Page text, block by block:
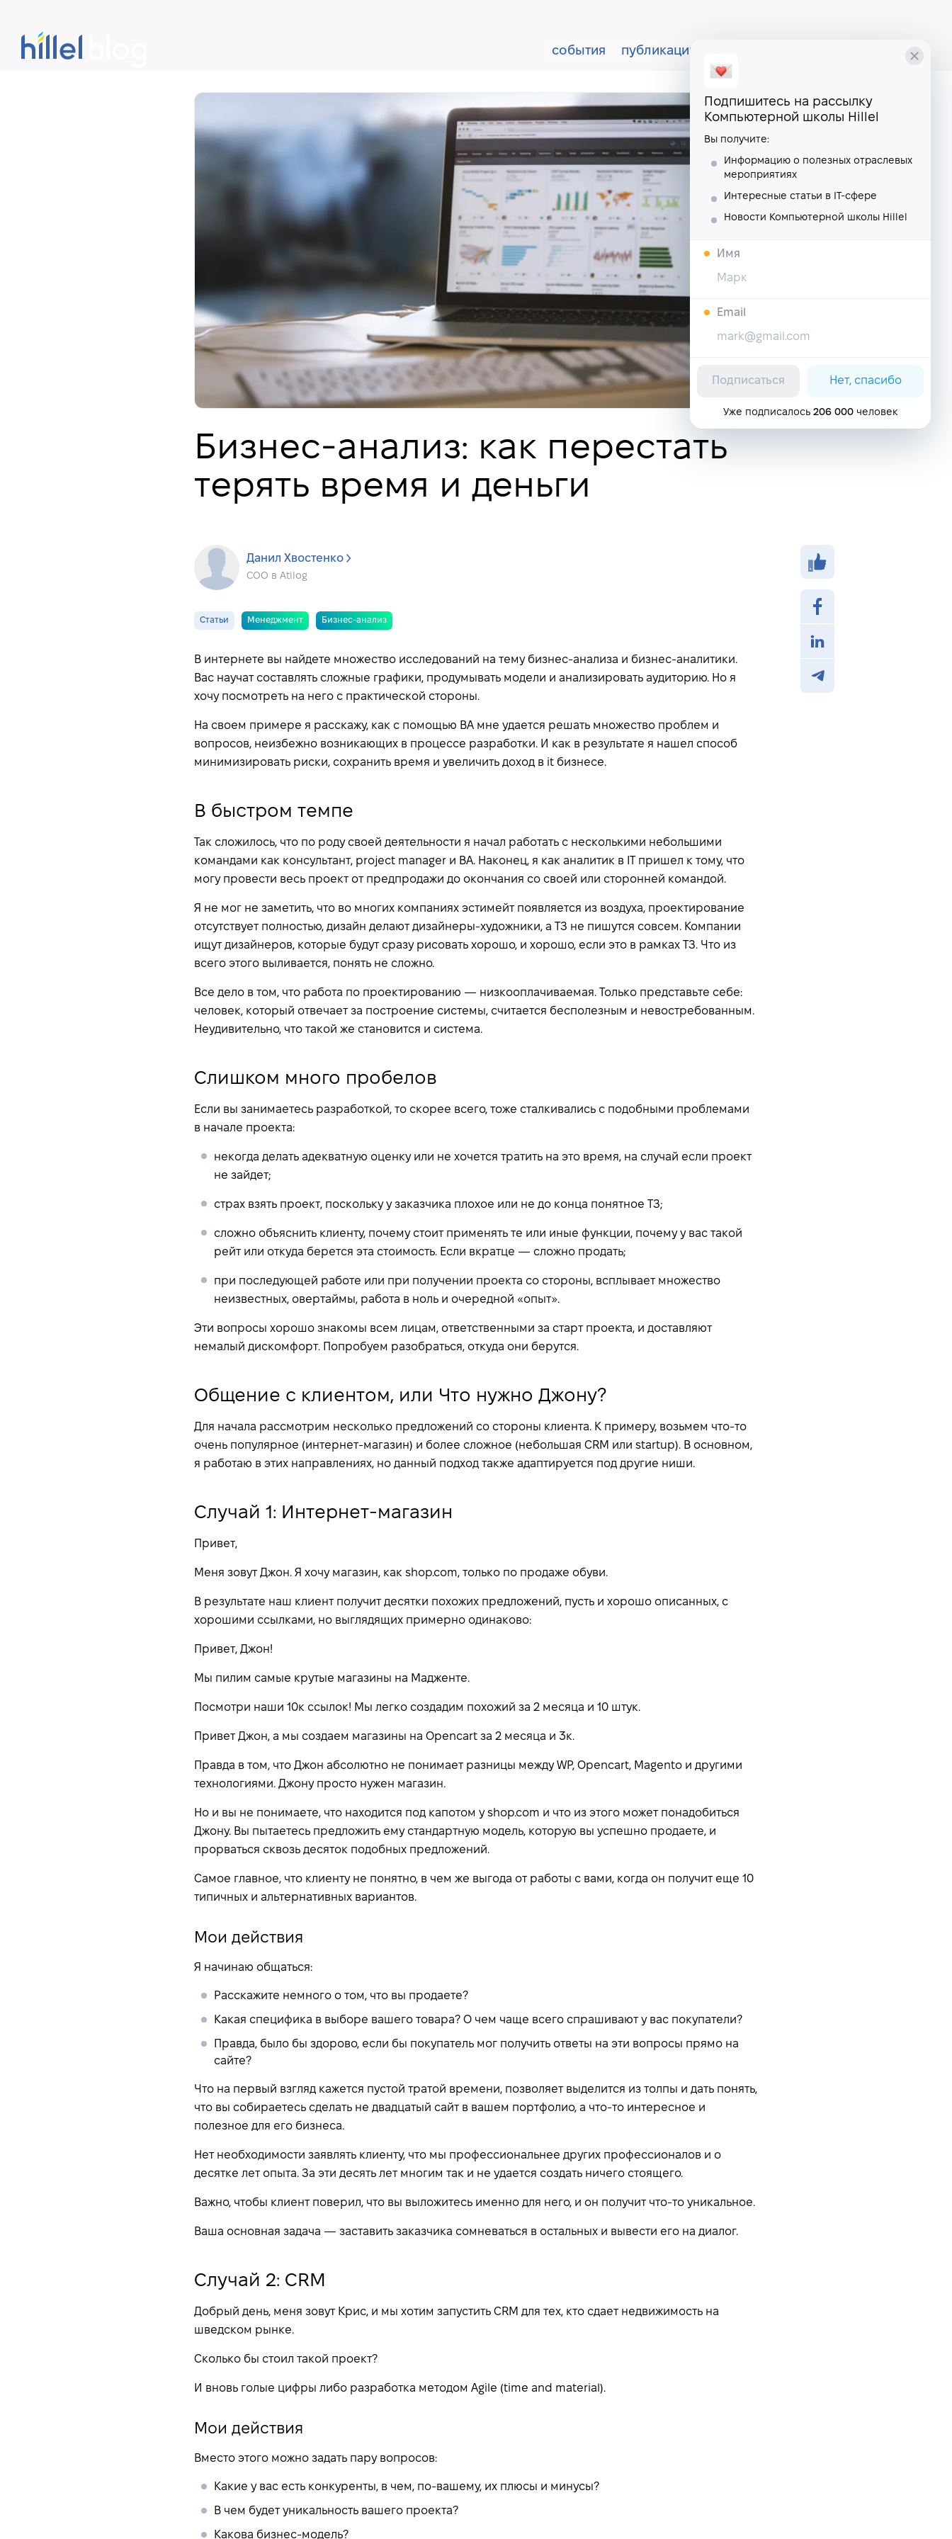
события публикации
Бизнес-анализ: как перестать
терять время и деньги
Данил Хвостенко
COO в Atilog
Статьи Менеджмент Бизнес-анализ
В интернете вы найдете множество исследований на тему бизнес-анализа и бизнес-аналитики.
Вас научат составлять сложные графики, продумывать модели и анализировать аудиторию. Но я
хочу посмотреть на него с практической стороны.
На своем примере я расскажу, как с помощью BA мне удается решать множество проблем и
вопросов, неизбежно возникающих в процессе разработки. И как в результате я нашел способ
минимизировать риски, сохранить время и увеличить доход в it бизнесе.
В быстром темпе
Так сложилось, что по роду своей деятельности я начал работать с несколькими небольшими
командами как консультант, project manager и BA. Наконец, я как аналитик в IТ пришел к тому, что
могу провести весь проект от предпродажи до окончания со своей или сторонней командой.
Я не мог не заметить, что во многих компаниях эстимейт появляется из воздуха, проектирование
отсутствует полностью, дизайн делают дизайнеры-художники, а ТЗ не пишутся совсем. Компании
ищут дизайнеров, которые будут сразу рисовать хорошо, и хорошо, если это в рамках ТЗ. Что из
всего этого выливается, понять не сложно.
Все дело в том, что работа по проектированию — низкооплачиваемая. Только представьте себе:
человек, который отвечает за построение системы, считается бесполезным и невостребованным.
Неудивительно, что такой же становится и система.
Слишком много пробелов
Если вы занимаетесь разработкой, то скорее всего, тоже сталкивались с подобными проблемами
в начале проекта:
некогда делать адекватную оценку или не хочется тратить на это время, на случай если проект
не зайдет;
страх взять проект, поскольку у заказчика плохое или не до конца понятное ТЗ;
сложно объяснить клиенту, почему стоит применять те или иные функции, почему у вас такой
рейт или откуда берется эта стоимость. Если вкратце — сложно продать;
при последующей работе или при получении проекта со стороны, всплывает множество
неизвестных, овертаймы, работа в ноль и очередной «опыт».
Эти вопросы хорошо знакомы всем лицам, ответственными за старт проекта, и доставляют
немалый дискомфорт. Попробуем разобраться, откуда они берутся.
Общение с клиентом, или Что нужно Джону?
Для начала рассмотрим несколько предложений со стороны клиента. К примеру, возьмем что-то
очень популярное (интернет-магазин) и более сложное (небольшая CRM или startup). В основном,
я работаю в этих направлениях, но данный подход также адаптируется под другие ниши.
Случай 1: Интернет-магазин
Привет,
Меня зовут Джон. Я хочу магазин, как shop.com, только по продаже обуви.
В результате наш клиент получит десятки похожих предложений, пусть и хорошо описанных, с
хорошими ссылками, но выглядящих примерно одинаково:
Привет, Джон!
Мы пилим самые крутые магазины на Мадженте.
Посмотри наши 10к ссылок! Мы легко создадим похожий за 2 месяца и 10 штук.
Привет Джон, а мы создаем магазины на Opencart за 2 месяца и 3к.
Правда в том, что Джон абсолютно не понимает разницы между WP, Opencart, Magento и другими
технологиями. Джону просто нужен магазин.
Но и вы не понимаете, что находится под капотом у shop.com и что из этого может понадобиться
Джону. Вы пытаетесь предложить ему стандартную модель, которую вы успешно продаете, и
прорваться сквозь десяток подобных предложений.
Самое главное, что клиенту не понятно, в чем же выгода от работы с вами, когда он получит еще 10
типичных и альтернативных вариантов.
Мои действия
Я начинаю общаться:
Расскажите немного о том, что вы продаете?
Какая специфика в выборе вашего товара? О чем чаще всего спрашивают у вас покупатели?
Правда, было бы здорово, если бы покупатель мог получить ответы на эти вопросы прямо на
сайте?
Что на первый взгляд кажется пустой тратой времени, позволяет выделится из толпы и дать понять,
что вы собираетесь сделать не двадцатый сайт в вашем портфолио, а что-то интересное и
полезное для его бизнеса.
Нет необходимости заявлять клиенту, что мы профессиональнее других профессионалов и о
десятке лет опыта. За эти десять лет многим так и не удается создать ничего стоящего.
Важно, чтобы клиент поверил, что вы выложитесь именно для него, и он получит что-то уникальное.
Ваша основная задача — заставить заказчика сомневаться в остальных и вывести его на диалог.
Случай 2: CRM
Добрый день, меня зовут Крис, и мы хотим запустить CRM для тех, кто сдает недвижимость на
шведском рынке.
Сколько бы стоил такой проект?
И вновь голые цифры либо разработка методом Agile (time and material).
Мои действия
Вместо этого можно задать пару вопросов:
Какие у вас есть конкуренты, в чем, по-вашему, их плюсы и минусы?
В чем будет уникальность вашего проекта?
Какова бизнес-модель?
Подпишитесь на рассылку
Компьютерной школы Hillel
Вы получите:
Информацию о полезных отраслевых
мероприятиях
Интересные статьи в IT-сфере
Новости Компьютерной школы Hillel
Имя
Email
Подписаться Нет, спасибо
Уже подписалось 206 000 человек